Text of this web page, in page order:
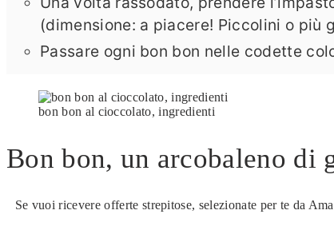
(dimensione: a piacere! Piccolini o più
Passare ogni bon bon nelle codette
bon bon al cioccolato, ingredienti
Bon bon, un arcobaleno di
Se vuoi ricevere offerte strepitose, selezionate per te da